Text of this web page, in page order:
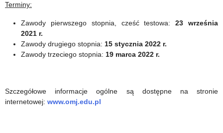
Terminy:
Zawody pierwszego stopnia, cześć testowa:23 września
2021 r.
Zawody drugiego stopnia: 15 stycznia 2022 r.
Zawody trzeciego stopnia: 19 marca 2022 r.
Szczegółowe informacje ogólne są dostępne na stronie
internetowej: www.omj.edu.pl